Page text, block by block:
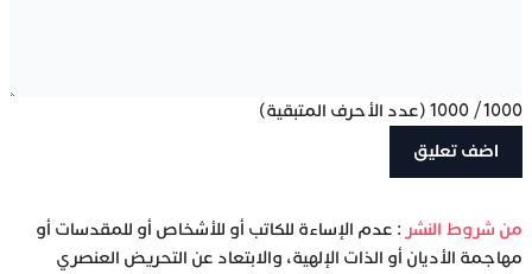
1000
/
1000 (عدد الأحرف المتبقية)
‫من شروط النشر : عدم الإساءة للكاتب أو للأشخاص أو للمقدسات أو
مهاجمة الأديان أو الذات الإلهية، والابتعاد عن التحريض العنصري